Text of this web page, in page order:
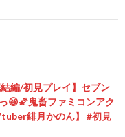
結編/初見プレイ】セブン
😆🌠鬼畜ファミコンアク
緋月かのん】 #初見